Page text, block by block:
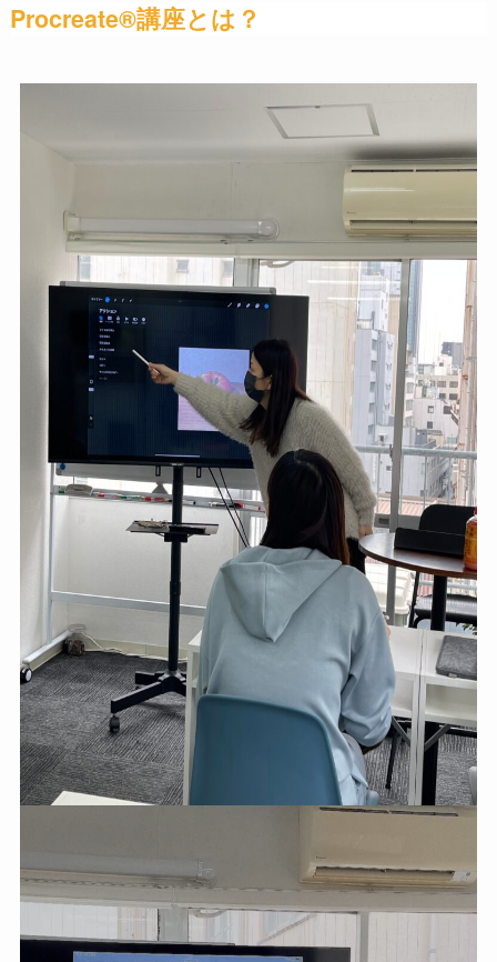
Procreate®講座とは？